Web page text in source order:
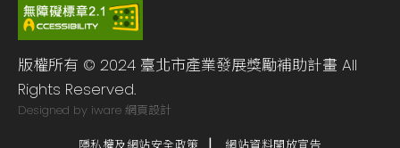
版權所有 © 2024 臺北市產業發展獎勵補助計畫 All
Rights Reserved.
Designed by iware 網頁設計